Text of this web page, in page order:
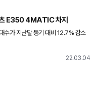
E350 4MATIC 차지
수가 지난달 동기 대비 12.7% 감소
이브리드 트림인 메르세데스-벤츠
22.03.04